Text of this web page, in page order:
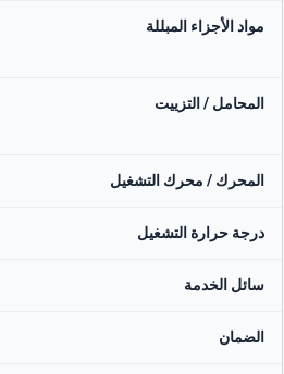
مواد الأجزاء المبللة
المحامل / التزييت
المحرك / محرك التشغيل
درجة حرارة التشغيل
سائل الخدمة
الضمان